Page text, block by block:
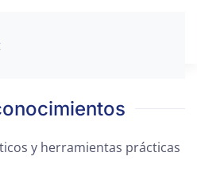
y herramientas prácticas